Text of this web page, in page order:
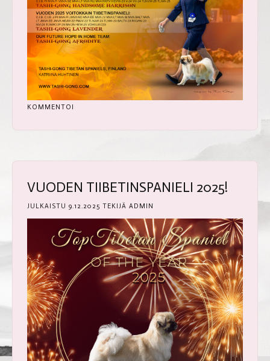
KOMMENTOI
VUODEN TIIBETINSPANIELI 2025!
JULKAISTU 9.12.2025 TEKIJÄ ADMIN